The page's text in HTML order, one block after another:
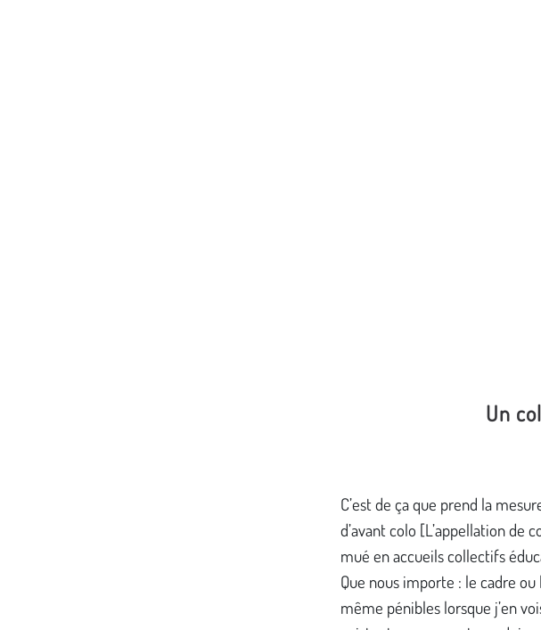
Un
C’est de ça que prend la
d’avant colo [L’appellation de
mué en accueils collectifs
Que nous importe : le cadre
même pénibles lorsque j’en